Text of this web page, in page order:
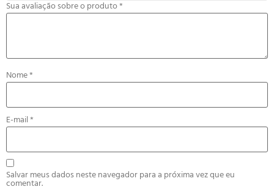
Sua avaliação sobre o produto*
Nome*
E-mail*
Salvar meus dados neste navegador para a próxima vez que eu
comentar.